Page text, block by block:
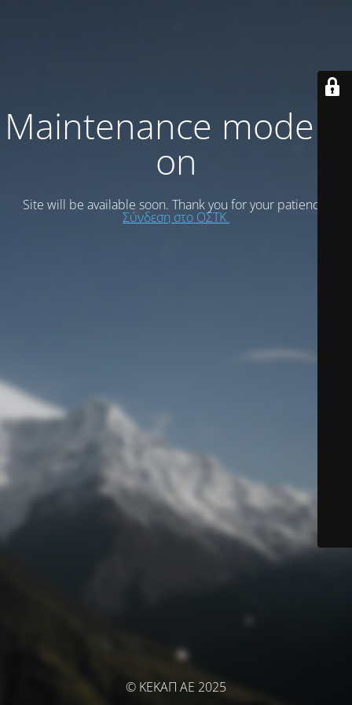
Maintenance mode is
on
Site will be available soon. Thank you for your patience!
Σύνδεση στο ΟΣΤΚ
© ΚΕΚΑΠ ΑΕ 2025